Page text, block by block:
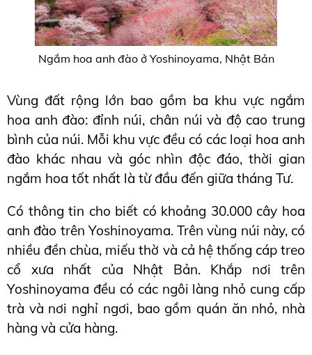
Ngắm hoa anh đào ở Yoshinoyama, Nhật Bản
Vùng đất rộng lớn bao gồm ba khu vực ngắm
hoa anh đào: đỉnh núi, chân núi và độ cao trung
bình của núi. Mỗi khu vực đều có các loại hoa anh
đào khác nhau và góc nhìn độc đáo, thời gian
ngắm hoa tốt nhất là từ đầu đến giữa tháng Tư.
Có thông tin cho biết có khoảng 30.000 cây hoa
anh đào trên Yoshinoyama. Trên vùng núi này, có
nhiều đền chùa, miếu thờ và cả hệ thống cáp treo
cổ xưa nhất của Nhật Bản. Khắp nơi trên
Yoshinoyama đều có các ngôi làng nhỏ cung cấp
trà và nơi nghỉ ngơi, bao gồm quán ăn nhỏ, nhà
hàng và cửa hàng.